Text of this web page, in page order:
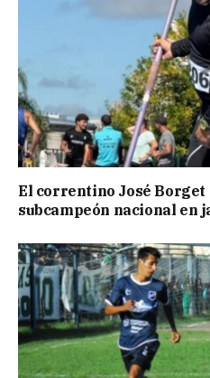
El correntino José Borget
subcampeón nacional en